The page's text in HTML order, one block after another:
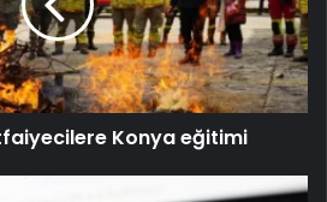
Konya eğitimi